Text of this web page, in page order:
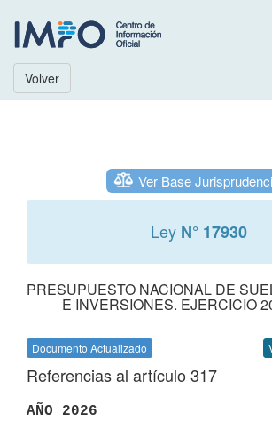
Volver
Ver Base
Ley N° 17930
PRESUPUESTO NACIONAL DE
E INVERSIONES. EJERCICIO
Documento Actualizado
Referencias al artículo 317
AÑO 2026